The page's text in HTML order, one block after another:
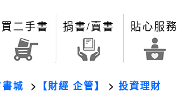
買二手書 捐書/賣書 貼心服務
城 > 【財經 企管】 > 投資理財